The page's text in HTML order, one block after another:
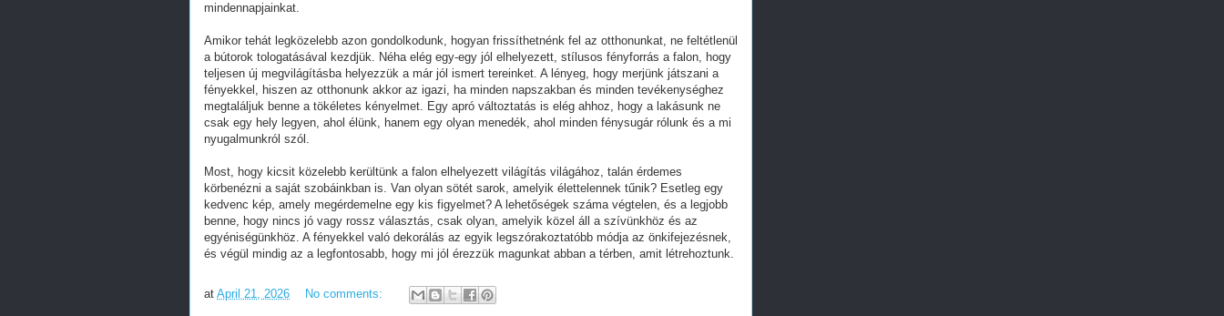
mindennapjainkat.
Amikor tehát legközelebb azon gondolkodunk, hogyan frissíthetnénk fel az otthonunkat, ne feltétlenül
a bútorok tologatásával kezdjük. Néha elég egy-egy jól elhelyezett, stílusos fényforrás a falon, hogy
teljesen új megvilágításba helyezzük a már jól ismert tereinket. A lényeg, hogy merjünk játszani a
fényekkel, hiszen az otthonunk akkor az igazi, ha minden napszakban és minden tevékenységhez
megtaláljuk benne a tökéletes kényelmet. Egy apró változtatás is elég ahhoz, hogy a lakásunk ne
csak egy hely legyen, ahol élünk, hanem egy olyan menedék, ahol minden fénysugár rólunk és a mi
nyugalmunkról szól.
Most, hogy kicsit közelebb kerültünk a falon elhelyezett világítás világához, talán érdemes
körbenézni a saját szobáinkban is. Van olyan sötét sarok, amelyik élettelennek tűnik? Esetleg egy
kedvenc kép, amely megérdemelne egy kis figyelmet? A lehetőségek száma végtelen, és a legjobb
benne, hogy nincs jó vagy rossz választás, csak olyan, amelyik közel áll a szívünkhöz és az
egyéniségünkhöz. A fényekkel való dekorálás az egyik legszórakoztatóbb módja az önkifejezésnek,
és végül mindig az a legfontosabb, hogy mi jól érezzük magunkat abban a térben, amit létrehoztunk.
at April 21, 2026 No comments: